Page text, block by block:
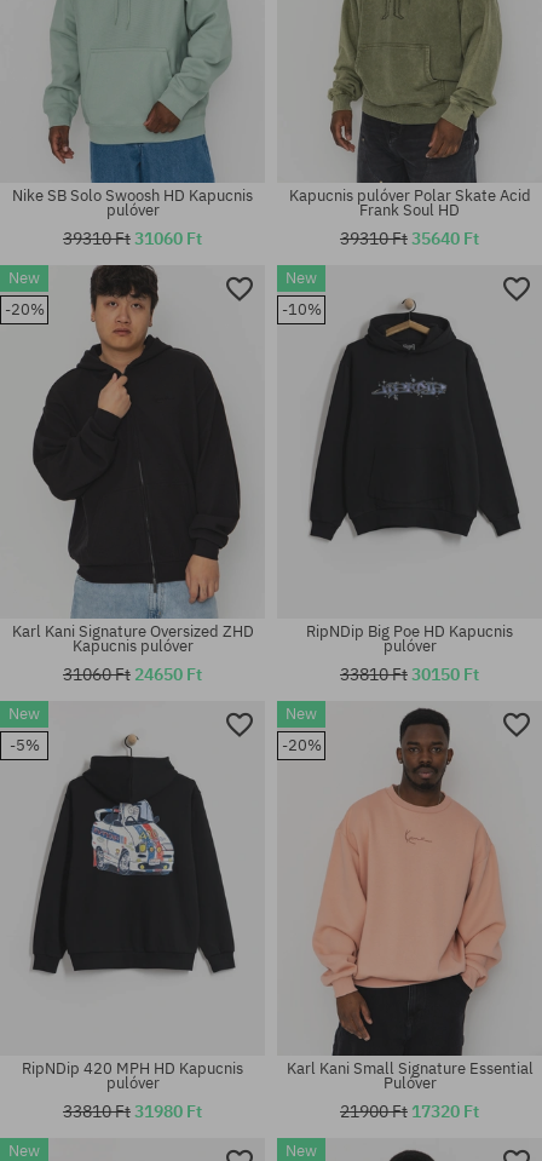
Elérhető méretek:
M; L; XL
Elérhető méretek:
S; M; L; XL; XXL
Elérhető méretek:
M; L; XL
Nike SB Solo Swoosh HD Kapucnis
pulóver
39310 Ft31060 Ft
Elérhető méretek:
M; L; XL
Kapucnis pulóver Polar Skate Acid
Frank Soul HD
39310 Ft35640 Ft
New
-20%
Karl Kani Signature Oversized ZHD
Kapucnis pulóver
31060 Ft 24650 Ft
New
-10%
RipNDip Big Poe HD Kapucnis
pulóver
33810 Ft30150 Ft
New
-5%
RipNDip 420 MPH HD Kapucnis
pulóver
33810 Ft31980 Ft
New
-20%
Karl Kani Small Signature Essential
Pulóver
21900 Ft 17320 Ft
New
New